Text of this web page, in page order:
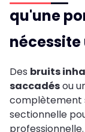
qu'une
Des bruits
saccadésou
complètement
sectionnelle